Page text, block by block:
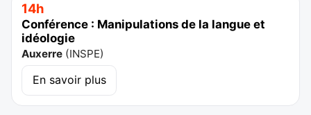
14h
Conférence : Manipulations de la langue et
idéologie
Auxerre (INSPE)
En savoir plus